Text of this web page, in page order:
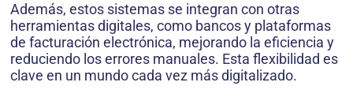
Además, estos sistemas se integran con otras
herramientas digitales, como bancos y plataformas
de facturación electrónica, mejorando la eficiencia y
reduciendo los errores manuales. Esta flexibilidad es
clave en un mundo cada vez más digitalizado.